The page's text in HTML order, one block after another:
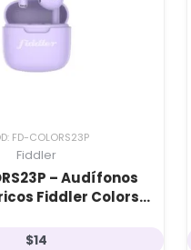
FD-COLORS23P
Fiddler
– Audífonos
Fiddler Colors
Horas de Batería
$14